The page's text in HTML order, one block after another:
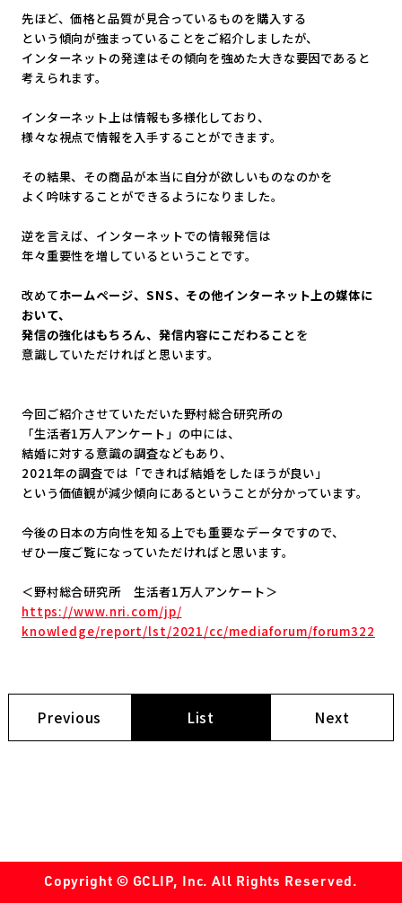
先ほど、価格と品質が見合っているものを購入する
という傾向が強まっていることをご紹介しましたが、
インターネットの発達はその傾向を強めた大きな要因であると
考えられます。
インターネット上は情報も多様化しており、
様々な視点で情報を入手することができます。
その結果、その商品が本当に自分が欲しいものなのかを
よく吟味することができるようになりました。
逆を言えば、インターネットでの情報発信は
年々重要性を増しているということです。
改めてホームページ、SNS、 その他インターネット上の媒体に
おいて、
発信の強化はもちろん、発信内容にこだわることを
意識していただければと思います。
今回ご紹介させていただいた野村総合研究所の
「生活者1万人アンケート」の中には、
結婚に対する意識の調査などもあり、
2021年の調査では「できれば結婚をしたほうが良い」
という価値観が減少傾向にあるということが分かっています。
今後の日本の方向性を知る上でも重要なデータですので、
ぜひ一度ご覧になっていただければと思います。
＜野村総合研究所 生活者1万人アンケート＞
https://www.nri.com/jp/
knowledge/report/lst/2021/cc/mediaforum/forum322
Previous List Next
Copyright © GCLIP, Inc. All Rights Reserved.